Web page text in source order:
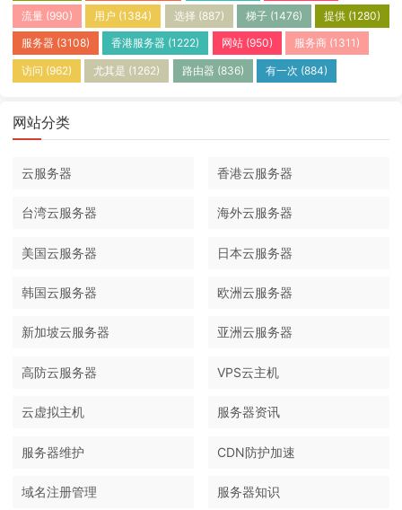
流量 (990) 用户 (1384) 选择 (887) 梯子(1476) 提供 (1280)
服务器 (3108) 香港服务器 (1222) 网站(950) 服务商(1311)
访问 (962) 尤其是 (1262) 路由器 (836) 有一次 (884)
网站分类
云服务器 香港云服务器
台湾云服务器 海外云服务器
美国云服务器 日本云服务器
韩国云服务器 欧洲云服务器
新加坡云服务器 亚洲云服务器
高防云服务器 VPS云主机
云虚拟主机 服务器资讯
服务器维护 CDN防护加速
域名注册管理 服务器知识